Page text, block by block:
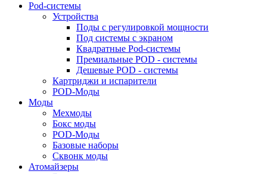
Pod-системы
Устройства
Поды с регулировкой мощности
Под системы с экраном
Квадратные Pod-системы
Премиальные POD - системы
Дешевые POD - системы
Картриджи и испарители
POD-Моды
Моды
Мехмоды
Бокс моды
POD-Моды
Базовые наборы
Сквонк моды
Атомайзеры